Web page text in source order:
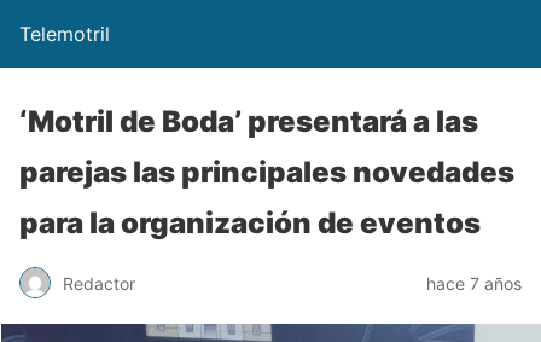
Telemotril
‘Motril de Boda’ presentará a las
parejas las principales novedades
para la organización de eventos
Redactor hace 7 años